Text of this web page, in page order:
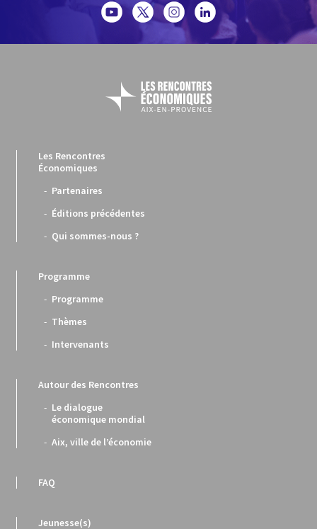
Les Rencontres
Économiques
Partenaires
Éditions précédentes
Qui sommes-nous ?
Programme
Programme
Thèmes
Intervenants
Autour des Rencontres
Le dialogue
économique mondial
Aix, ville de l’économie
FAQ
Jeunesse(s)